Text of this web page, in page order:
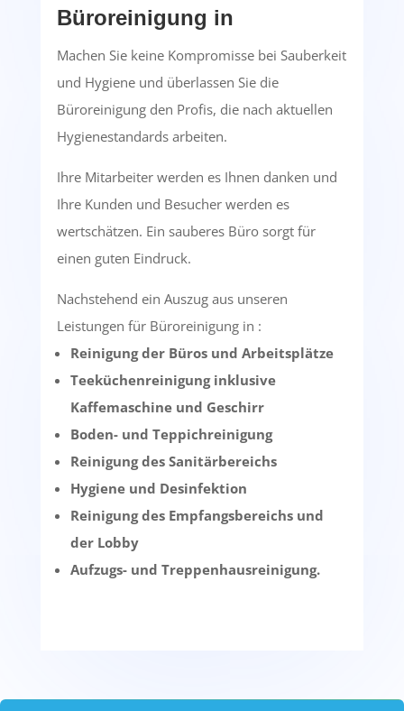
Büroreinigung in
Machen Sie keine Kompromisse bei Sauberkeit
und Hygiene und überlassen Sie die
Büroreinigung den Profis, die nach aktuellen
Hygienestandards arbeiten.
Ihre Mitarbeiter werden es Ihnen danken und
Ihre Kunden und Besucher werden es
wertschätzen. Ein sauberes Büro sorgt für
einen guten Eindruck.
Nachstehend ein Auszug aus unseren
Leistungen für Büroreinigung in :
Reinigung der Büros und Arbeitsplätze
Teeküchenreinigung inklusive
Kaffemaschine und Geschirr
Boden- und Teppichreinigung
Reinigung des Sanitärbereichs
Hygiene und Desinfektion
Reinigung des Empfangsbereichs und
der Lobby
Aufzugs- und Treppenhausreinigung.